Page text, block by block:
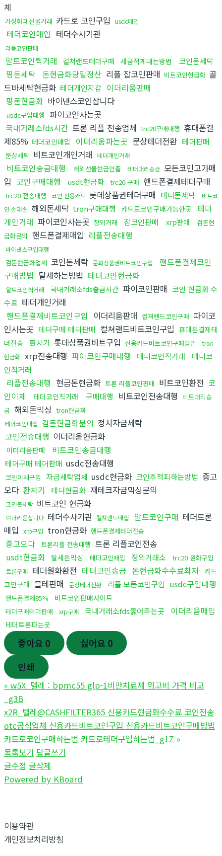
체
가상화폐선물거래 카드로 코인구입 usdc매입
테더코인매입 테더수사기관
리플코인판매
알트코인퀵거래 컬쳐랜드테더구매 세금적게내는방법 코인돈세탁
핑돈세탁 돈현금화당일정산 리플 잡코인판매 비트코인현금화 골
드바세탁현금화 테더개인지갑 이더리움판매
핑돈현금화 바이낸스코인삽니다
usdc구입대행
파이코인사는곳
국내거래소fds시간 트론 리플 전송업체 trc20구매대행 휴대폰결
제85% 테더코인매입 이더리움파는곳 문상테더전환 테더판매
문상세탁 비트코인개인거래 테더개인거래
비트코인송금대행 해외선물현금인출 테더대리송금 모든코인고가매
입 코인구매대행 usdt현금화 trc20 구매 핸드폰결제테더구매
trc20 전송대행 코인 신용카드 롯데상품권테더구매 테더돈세탁
비트코
인 손대손 해외돈세탁 tron구매대행 카드로코인구매가능한곳
테더
개인거래 파이코인사는곳 장외거래 잡코인판매 xrp판매
검돈현
금화문의 핸드폰결제매입 리플전송대행
바이낸스구입대행
검돈현금화업체 코인돈세탁 문화상품권비트코인구입
핸드폰결제코인
구매방법 탈세하는방법 테더코인현금화
알트코인퀵거래 국내거래소fds출금시간 파이코인판매 코인 현금화 수
수료 테더개인거래
핸드폰결제비트코인구입 이더리움판매 컬쳐랜드코인구매 파이코
인사는곳 테더구매 테더판매 컬쳐랜드비트코인구입 휴대폰결제테
더전송
환치기 롯데상품권비트구입 신용카드비트코인구매방법
tron
현금화 xrp전송대행 파이코인구매대행 테더코인직거래
테더코
인직거래
리플전송대행 현금돈현금화 트론 리플코인판매 비트코인환전 코
인이체
테더코인직거래 구매대행 비트코인전송대행
비트대리송
금 해외돈믹싱 tron현금화
테더코인매입 검돈현금화문의 정치자금세탁
코인전송대행 이더리움현금화
이더리움판매 비트코인송금대행
테더구매 테더판매 usdc전송대행
코인이체구입 자금세탁업체 usdc현금화 코인추적피하는방법 중고
오다 환치기 테더현금화 재테크자금믹싱문의
코인돈세탁 비트코인 현금화
이더리움삽니다 테더수사기관 컬쳐랜드매입 알트코인구매 테더트론
매입
xrp구입 tron현금화 핸드폰결제테더전송
중고오다 트론리플 전송대행 트론 리플코인전송
usdt현금화
탈세돈믹싱 테더코인매입 장외거래소 trc20 원화구입
트론구매 테더원화환전 테더코인송금 돈현금화수수료최저
카드
코인구매 블테판매 문상테더전환 리플 모든코인구입 usdc구입대행
핸드폰결제85% 비트코인판매사이트
테더구매테더판매 xrp구매 국내거래소fds뚫어주는곳 이더리움매입
테더트론파는곳
좋아요 0 싫어요 0
인쇄
« w5X_텔레 : bpmc55 glp-1비만치료제 위고비 가격 비교
_g3B
x2R_텔레@CASHFILTER365 신용카드현금화수수료 코인전송
otc공식업체 신용카드비트코인구입 신용카드비트코인구매방법
카드로코인구매하는법 카드로테더구입하는법_g1Z »
목록보기 답글쓰기
글수정 글삭제
Powered by KBoard
이용약관
개인정보처리방침